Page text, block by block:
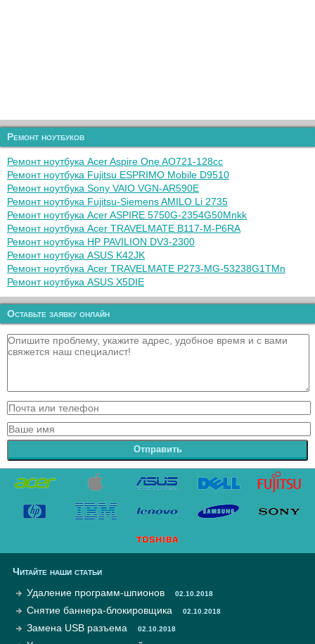
Ремонт ноутбуков
Ремонт ноутбука Acer Aspire One AO721-128cc
Ремонт ноутбука Fujitsu ESPRIMO Mobile D9510
Ремонт ноутбука Sony VAIO VGN-AR590E
Ремонт ноутбука Fujitsu-Siemens AMILO Li 2735
Ремонт ноутбука Acer ASPIRE 5750G-2354G50Mnkk
Ремонт ноутбука Acer TRAVELMATE B117-M-P6RA
Ремонт ноутбука HP PAVILION DV3-2300
Ремонт ноутбука ASUS K42JK
Ремонт ноутбука Acer TRAVELMATE P273-MG-53238G1TMn
Ремонт ноутбука ASUS X5DIE
Оставьте заявку онлайн
Отправить
Читайте наши статьи
Удаление программ-шпионов
02.10.2018
Снятие баннера-блокировщика 02.10.2018
Замена USB разъема 02.10.2018